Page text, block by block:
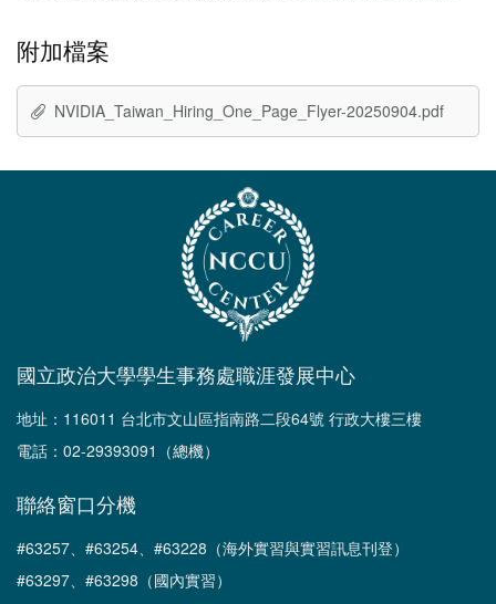
附加檔案
NVIDIA_Taiwan_Hiring_One_Page_Flyer-20250904.pdf
國立政治大學學生事務處職涯發展中心
地址：116011 台北市文山區指南路二段64號 行政大樓三樓
電話：02-29393091（總機）
聯絡窗口分機
#63257、#63254、#63228（海外實習與實習訊息刊登）
#63297、#63298（國內實習）